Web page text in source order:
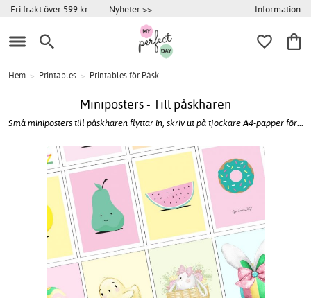
Fri frakt över 599 kr Nyheter >> Information
Hem > Printables > Printables för Påsk
Miniposters - Till påskharen
Små miniposters till påskharen flyttar in, skriv ut på tjockare A4-papper för...